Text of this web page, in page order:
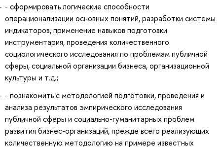
- сформировать логические способности
операционализации основных понятий, разработки системы
индикаторов, применение навыков подготовки
инструментария, проведения количественного
социологического исследования по проблемам публичной
сферы, социальной организации бизнеса, организационной
культуры и т.д.;
- познакомить с методологией подготовки, проведения и
анализа результатов эмпирического исследования
публичной сферы и социально-гуманитарных проблем
развития бизнес-организаций, прежде всего реализующих
количественную методологию на примере известных